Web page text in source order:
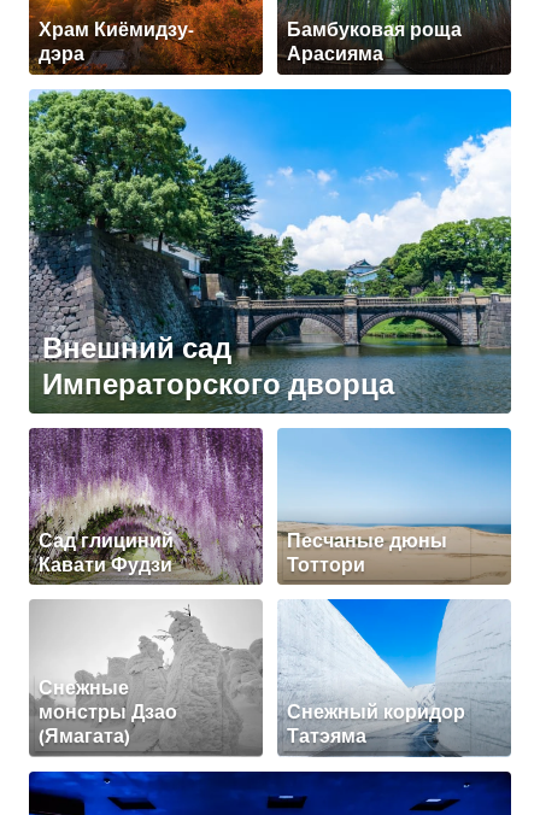
Храм Киёмидзу-
дэра
Бамбуковая роща
Арасияма
Внешний сад
Императорского дворца
Сад глициний
Кавати Фудзи
Песчаные дюны
Тоттори
Снежные
монстры Дзао
(Ямагата)
Снежный коридор
Татэяма